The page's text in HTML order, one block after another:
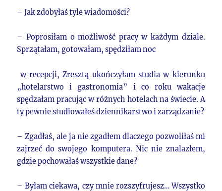
– Jak zdobyłaś tyle wiadomości?
– Poprosiłam o możliwość pracy w każdym dziale.
Sprzątałam, gotowałam, spędziłam noc
w recepcji, Zresztą ukończyłam studia w kierunku
„hotelarstwo i gastronomia” i co roku wakacje
spędzałam pracując w różnych hotelach na świecie. A
ty pewnie studiowałeś dziennikarstwo i zarządzanie?
– Zgadłaś, ale ja nie zgadłem dlaczego pozwoliłaś mi
zajrzeć do swojego komputera. Nic nie znalazłem,
gdzie pochowałaś wszystkie dane?
– Byłam ciekawa, czy mnie rozszyfrujesz… Wszystko